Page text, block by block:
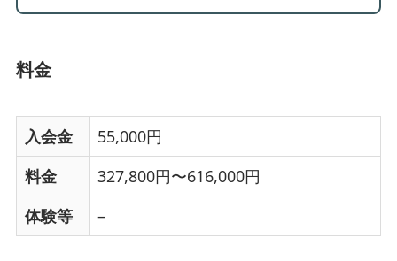
料金
入会金
55,000円
料金
327,800円〜616,000円
体験等
–